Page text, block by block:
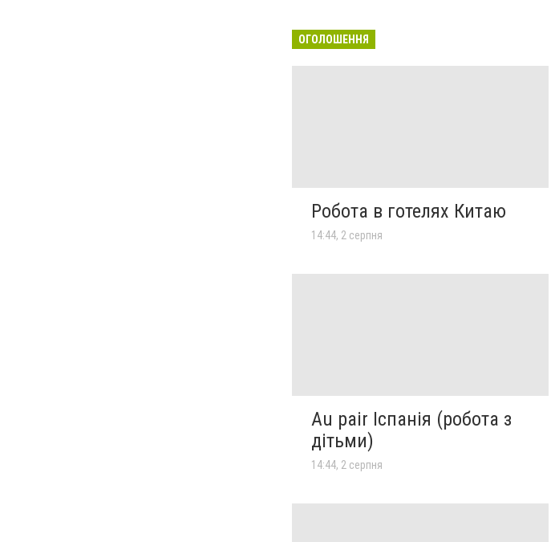
ОГОЛОШЕННЯ
Робота в готелях Китаю
14:44, 2 серпня
Au pair Іспанія (робота з
дітьми)
14:44, 2 серпня